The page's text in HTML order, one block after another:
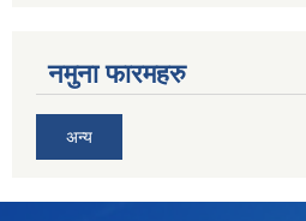
नमुना फारमहरु
अन्य